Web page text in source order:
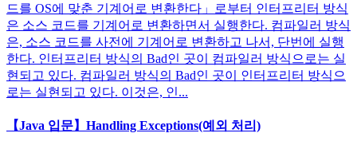
드를 OS에 맞춘 기계어로 변환한다」로부터 인터프리터 방식
은 소스 코드를 기계어로 변환하면서 실행한다. 컴파일러 방식
은, 소스 코드를 사전에 기계어로 변환하고 나서, 단번에 실행
한다. 인터프리터 방식의 Bad인 곳이 컴파일러 방식으로는 실
현되고 있다. 컴파일러 방식의 Bad인 곳이 인터프리터 방식으
로는 실현되고 있다. 이것은, 인...
【Java 입문】Handling Exceptions(예외 처리)